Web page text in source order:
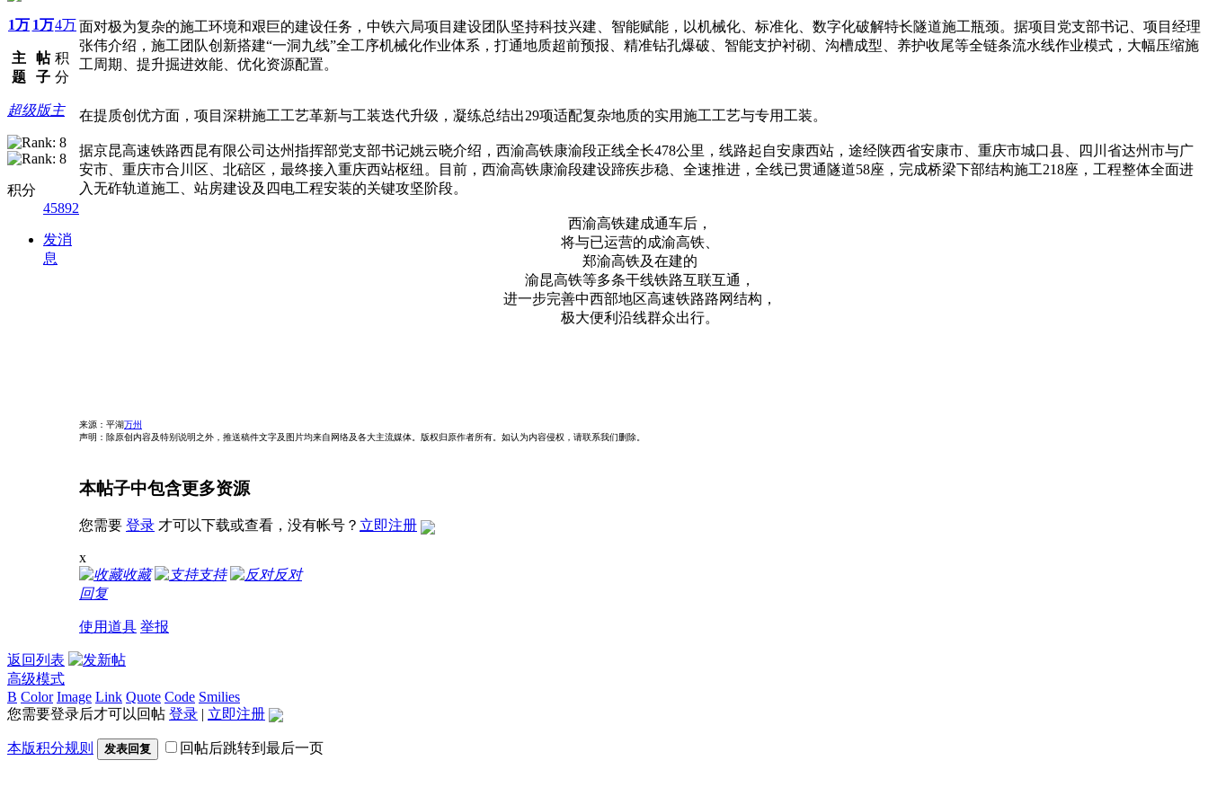
1万
主
题
1万
帖
子
4万
积
分
超级版主
积分
45892
发消
息
面对极为复杂的施工环境和艰巨的建设任务，中铁六局项目建设团队坚持科技兴建、智能赋能，以机械化、标准化、数字化破解特长隧道施工瓶颈。据项目党支部书记、项目经理
张伟介绍，施工团队创新搭建“一洞九线”全工序机械化作业体系，打通地质超前预报、精准钻孔爆破、智能支护衬砌、沟槽成型、养护收尾等全链条流水线作业模式，大幅压缩施
工周期、提升掘进效能、优化资源配置。
在提质创优方面，项目深耕施工工艺革新与工装迭代升级，凝练总结出29项适配复杂地质的实用施工工艺与专用工装。
据京昆高速铁路西昆有限公司达州指挥部党支部书记姚云晓介绍，西渝高铁康渝段正线全长478公里，线路起自安康西站，途经陕西省安康市、重庆市城口县、四川省达州市与广
安市、重庆市合川区、北碚区，最终接入重庆西站枢纽。目前，西渝高铁康渝段建设蹄疾步稳、全速推进，全线已贯通隧道58座，完成桥梁下部结构施工218座，工程整体全面进
入无砟轨道施工、站房建设及四电工程安装的关键攻坚阶段。
西渝高铁建成通车后，
将与已运营的成渝高铁、
郑渝高铁及在建的
渝昆高铁等多条干线铁路互联互通，
进一步完善中西部地区高速铁路路网结构，
极大便利沿线群众出行。
来源：平湖万州
声明：除原创内容及特别说明之外，推送稿件文字及图片均来自网络及各大主流媒体。版权归原作者所有。如认为内容侵权，请联系我们删除。
本帖子中包含更多资源
您需要 登录 才可以下载或查看，没有帐号？ 立即注册
x
收藏
支持
反对
回复
使用道具 举报
返回列表
高级模式
B Color Image Link Quote Code Smilies
您需要登录后才可以回帖 登录 | 立即注册
本版积分规则 发表回复 回帖后跳转到最后一页